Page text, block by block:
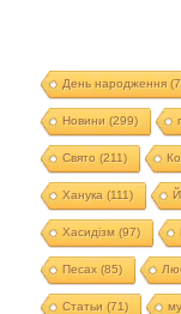
День народження
Новини (299)
Свято (211)
Ханука (111)
Хасидізм (97)
Песах(85)
Статьи (71)